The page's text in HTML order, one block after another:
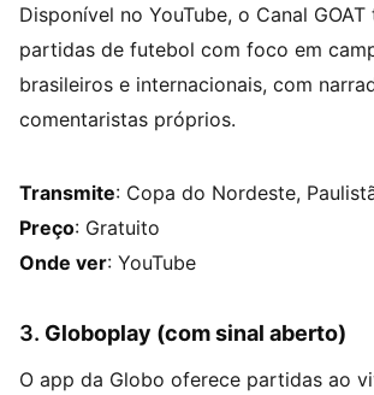
Disponível no YouTube, o Canal
partidas de futebol com foco em
brasileiros e internacionais, com
comentaristas próprios.
Transmite: Copa do Nordeste,
Preço: Gratuito
Onde ver: YouTube
3. Globoplay (com sinal aberto)
O app da Globo oferece partidas ao